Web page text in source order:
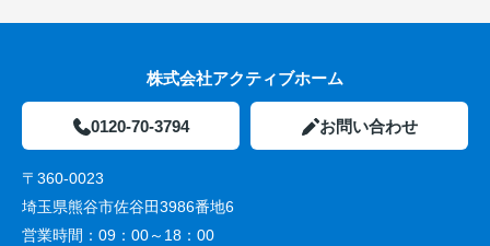
株式会社アクティブホーム
0120-70-3794 お問い合わせ
〒360-0023
埼玉県熊谷市佐谷田3986番地6
営業時間： 09：00～18：00